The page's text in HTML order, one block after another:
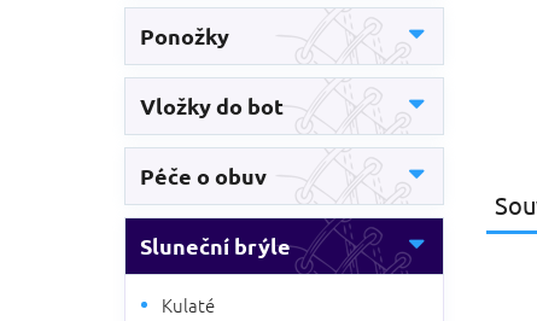
Ponožky
Vložky do bot
Péče o obuv
Sluneční brýle
Kulaté